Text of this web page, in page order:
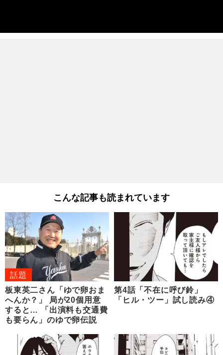
こんな記事も読まれています
話題
板東英二さん「ゆで卵おま
へんか？」 局が20個用意
すると… 「出演料も交通費
も要らん」のゆで卵伝説
第4話「不在に呼び鈴」
「ヒル・ツー」試し読み④